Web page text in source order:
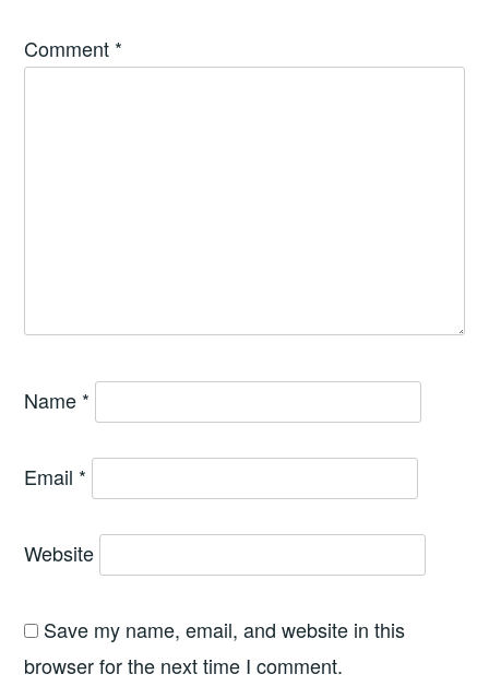
Comment *
Name *
Email *
Website
Save my name, email, and website in this
browser for the next time I comment.